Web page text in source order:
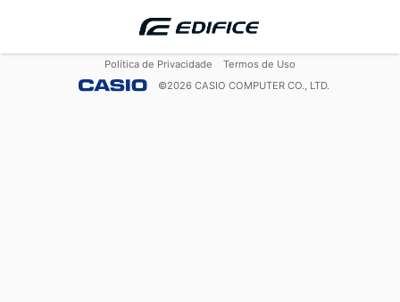
Política de Privacidade
Termos de Uso
©2026 CASIO COMPUTER CO., LTD.